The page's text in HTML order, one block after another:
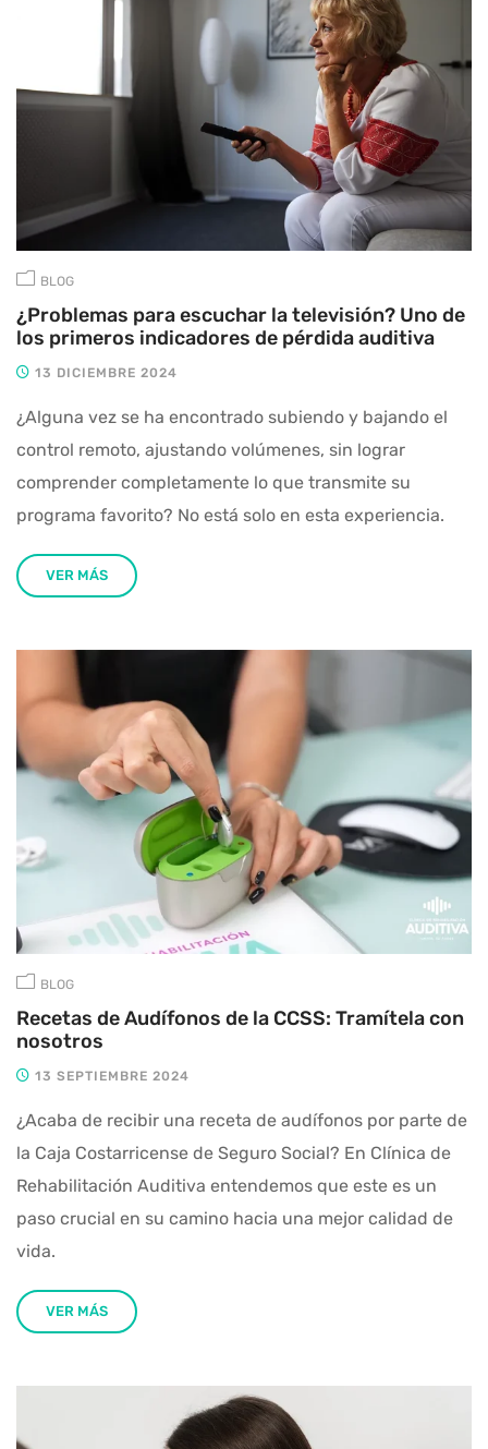
BLOG
¿Problemas para escuchar la televisión? Uno de
los primeros indicadores de pérdida auditiva
13 DICIEMBRE 2024
¿Alguna vez se ha encontrado subiendo y bajando el
control remoto, ajustando volúmenes, sin lograr
comprender completamente lo que transmite su
programa favorito? No está solo en esta experiencia.
VER MÁS
BLOG
Recetas de Audífonos de la CCSS: Tramítela con
nosotros
13 SEPTIEMBRE 2024
¿Acaba de recibir una receta de audífonos por parte de
la Caja Costarricense de Seguro Social? En Clínica de
Rehabilitación Auditiva entendemos que este es un
paso crucial en su camino hacia una mejor calidad de
vida.
VER MÁS